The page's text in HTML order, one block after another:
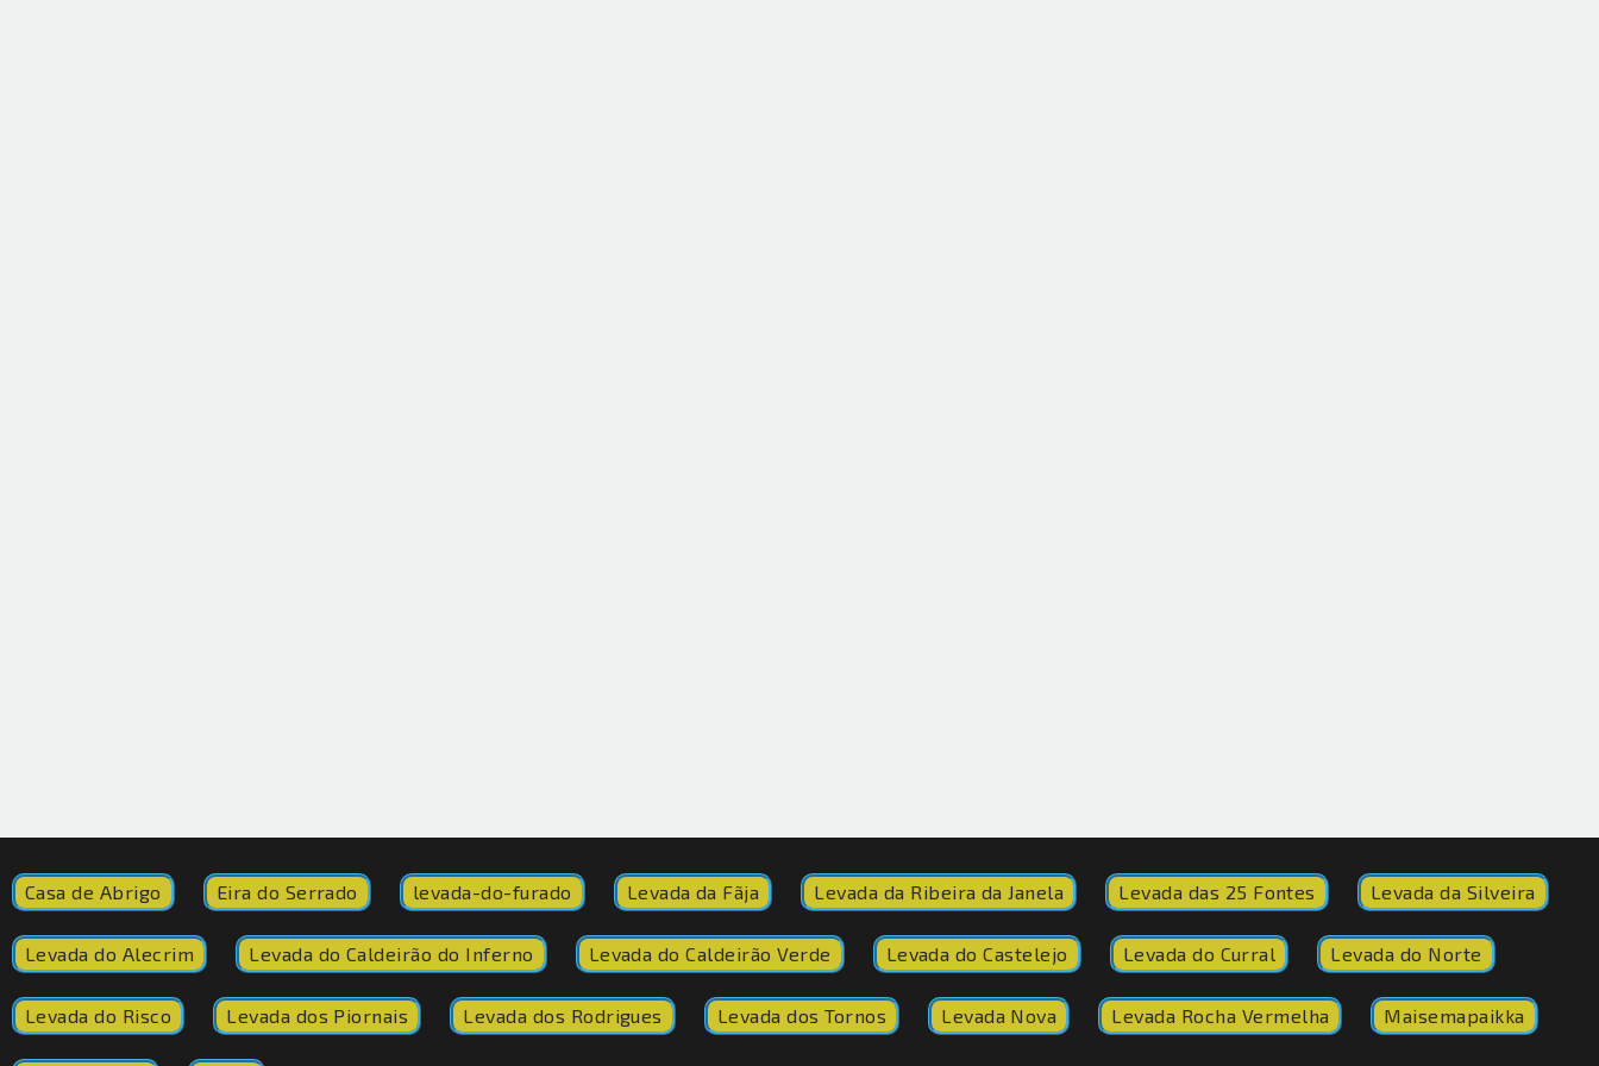
Casa de Abrigo Eira do Serrado levada-do-furado Levada da Fãja Levada da Ribeira da Janela Levada das 25 Fontes Levada da Silveira
Levada do Alecrim Levada do Caldeirão do Inferno Levada do Caldeirão Verde Levada do Castelejo Levada do Curral Levada do Norte
Levada do Risco Levada dos Piornais Levada dos Rodrigues Levada dos Tornos Levada Nova Levada Rocha Vermelha Maisemapaikka